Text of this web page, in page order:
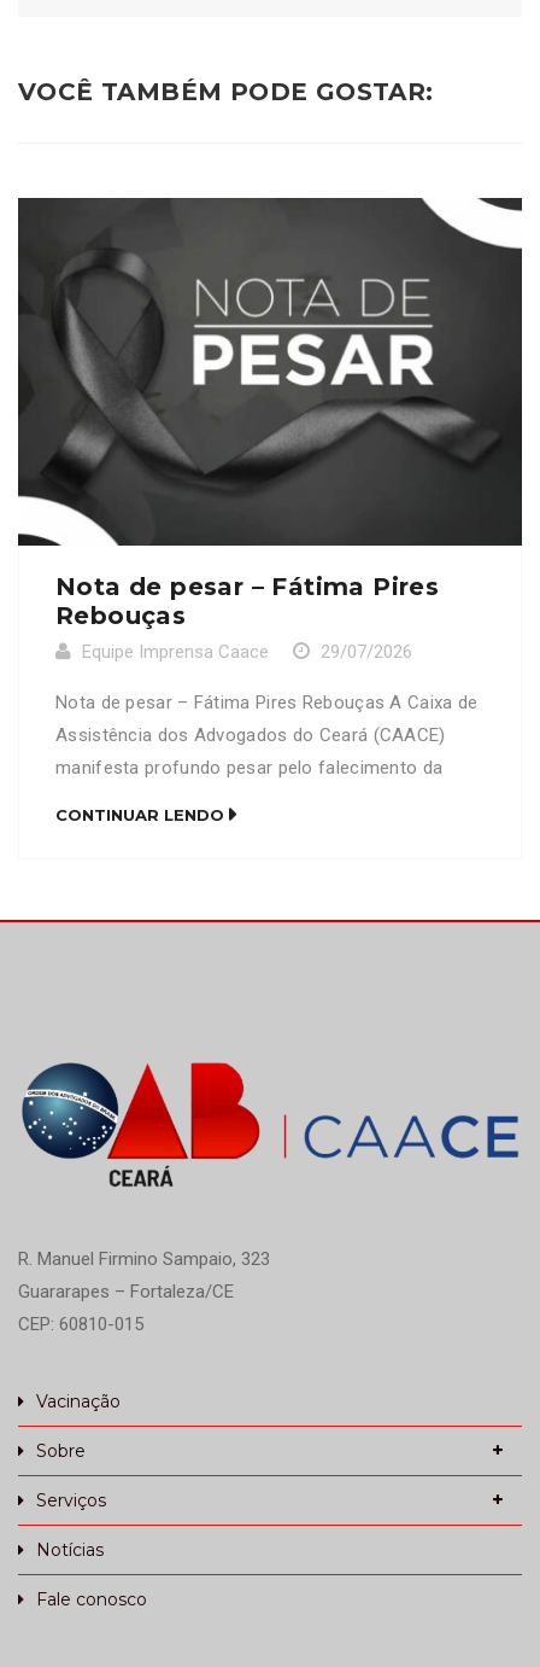
VOCÊ TAMBÉM PODE GOSTAR:
Nota de pesar – Fátima Pires
Rebouças
Equipe Imprensa Caace 29/07/2026
Nota de pesar – Fátima Pires Rebouças A Caixa de
Assistência dos Advogados do Ceará (CAACE)
manifesta profundo pesar pelo falecimento da
CONTINUAR LENDO
R. Manuel Firmino Sampaio, 323
Guararapes – Fortaleza/CE
CEP: 60810-015
Vacinação
Sobre
Serviços
Notícias
Fale conosco